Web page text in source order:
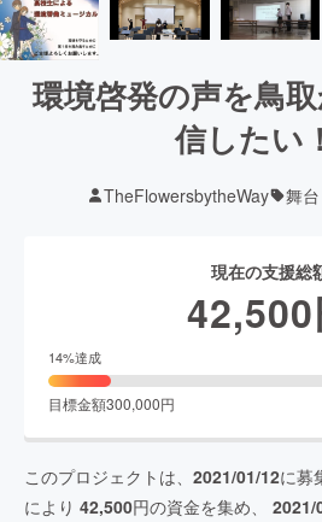
環境啓発の声を鳥
信したい
TheFlowersbytheWay 舞
現在の支援総
42,500
14%達成
目標金額300,000円
このプロジェクトは、 2021/01/12に募
により 42,500円の資金を集め、 2021/